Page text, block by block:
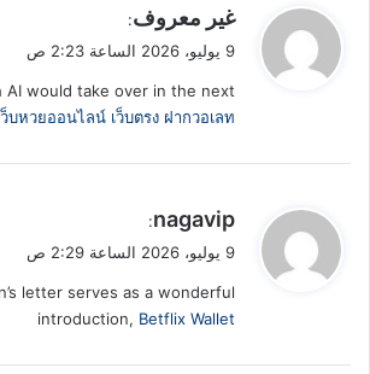
ي
ل
غير معروف:
9 يوليو، 2026 الساعة 2:23 ص
AI would take over in the next
ว็บหวยออนไลน์ เว็บตรง ฝากวอเลท
ي
ل
nagavip
:
9 يوليو، 2026 الساعة 2:29 ص
letter serves as a wonderful
introduction, Betflix Wallet